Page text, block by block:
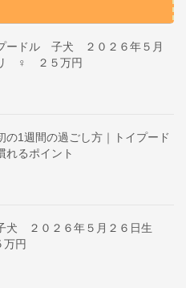
ードル 子犬 ２０２６年５月
♀ ２５万円
の1週間の過ごし方｜トイプード
れるポイント
犬 ２０２６年５月２６日生
円